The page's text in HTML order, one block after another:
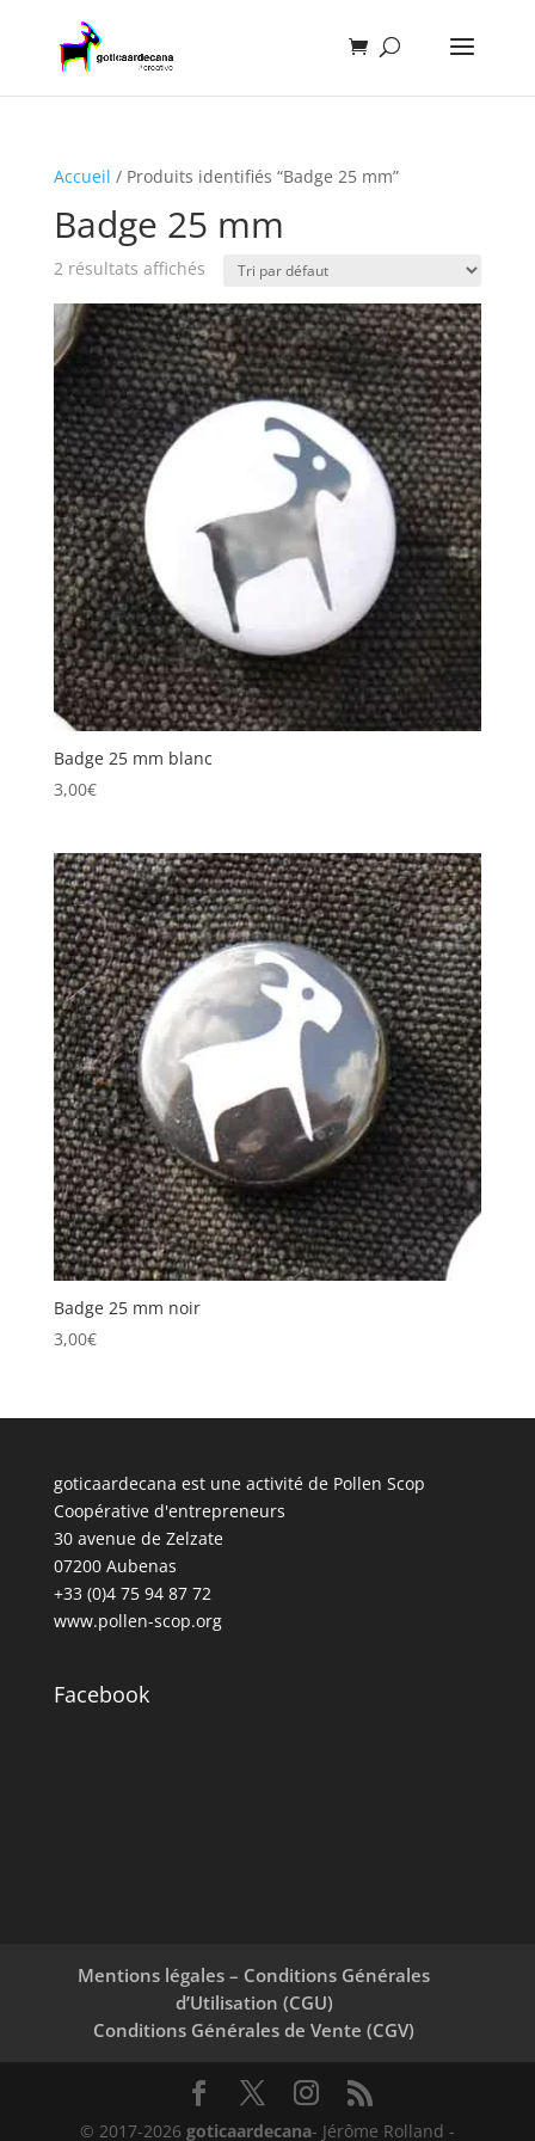
Accueil / Produits identifiés “Badge 25 mm”
Badge 25 mm
2 résultats affichés
Badge 25 mm blanc
3,00€
Badge 25 mm noir
3,00€
goticaardecana est une activité de Pollen Scop
Coopérative d'entrepreneurs
30 avenue de Zelzate
07200 Aubenas
+33 (0)4 75 94 87 72
www.pollen-scop.org
Facebook
Mentions légales – Conditions Générales
d’Utilisation (CGU)
Conditions Générales de Vente (CGV)
© 2017-2026 goticaardecana- Jérôme Rolland -